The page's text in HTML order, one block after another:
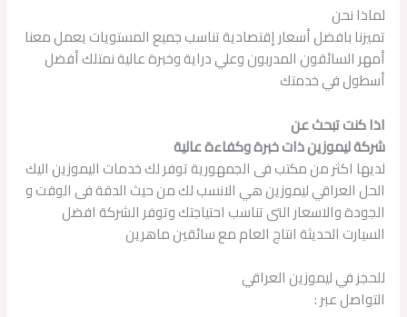
لماذا نحن
تميزنا بافضل أسعار إقتصادية تناسب جميع المستويات يعمل معنا
أمهر السائقون المدربون وعلي دراية وخبرة عالية نمتلك أفضل
أسطول في خدمتك
اذا كنت تبحث عن
شركة ليموزين ذات خبرة وكفاءة عالية
لديها اكثر من مكتب فى الجمهورية توفر لك خدمات اليموزين اليك
الحل العراقي ليموزين هي الانسب لك من حيث الدقة فى الوقت و
الجودة والاسعار التى تناسب احتياجتك وتوفر الشركة افضل
السيارت الحديثة انتاج العام مع سائقين ماهرين
للحجز في ليموزين العراقي
التواصل عبر :